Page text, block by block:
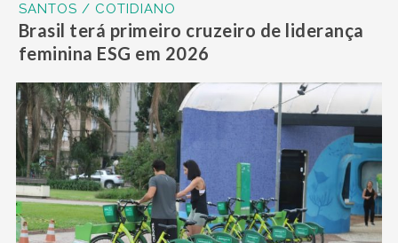
SANTOS / COTIDIANO
Brasil terá primeiro cruzeiro de liderança
feminina ESG em 2026